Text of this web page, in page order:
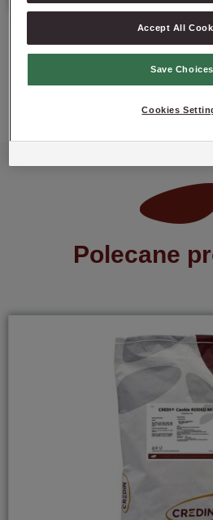
ZAPYTAJ O
Polecane
Accept All
Save Choices
Cookies